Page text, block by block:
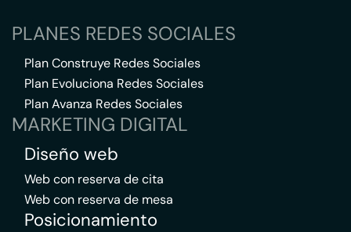
PLANES REDES SOCIALES
Plan Construye Redes Sociales
Plan Evoluciona Redes Sociales
Plan Avanza Redes Sociales
MARKETING DIGITAL
Diseño web
Web con reserva de cita
Web con reserva de mesa
Posicionamiento